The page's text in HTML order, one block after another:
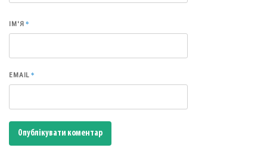
ІМ'Я*
EMAIL*